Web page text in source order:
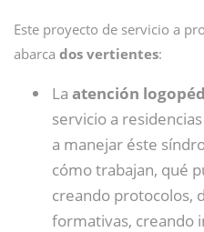
Este proyecto de servicio a
abarca dos vertientes:
La atención
servicio a
a manejar éste
cómo trabajan, qué
creando protocolos,
formativas, creando